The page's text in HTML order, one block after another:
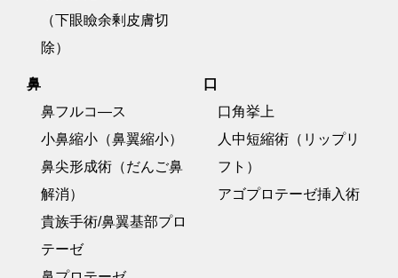
（下眼瞼余剰皮膚切
除）
鼻
鼻フルコ―ス
小鼻縮小（鼻翼縮小）
鼻尖形成術（だんご鼻
解消）
貴族手術/鼻翼基部プロ
テーゼ
口
口角挙上
人中短縮術（リップリ
フト）
アゴプロテーゼ挿入術